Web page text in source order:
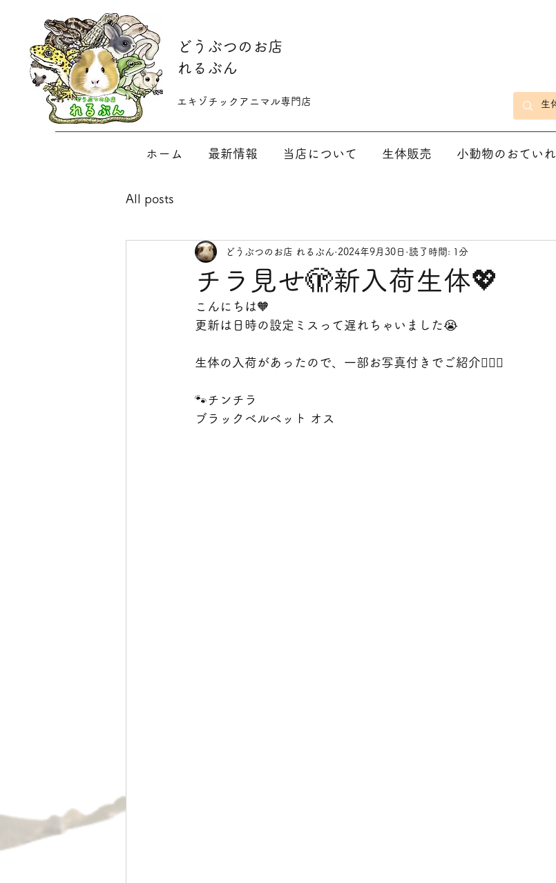
​どうぶつのお店
れるぶん
​​エキゾチックアニマル専門店
ホーム 最新情報 当店について 生体販売 小動物のおていれ
All posts
チラ見せ🫣新入荷生体💖
どうぶつのお店 れるぶん 2024年9月30日 読了時間: 1分
こんにちは🧡
更新は日時の設定ミスって遅れちゃいました😭
生体の入荷があったので、一部お写真付きでご紹介❤️‍🔥✨
🐾チンチラ
ブラックベルベット オス